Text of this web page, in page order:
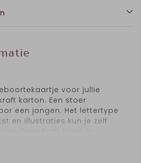
voor jullie
karton. Een stoer
een jongen. Het lettertype
en illustraties kun je zelf
wat het geboortekaartje